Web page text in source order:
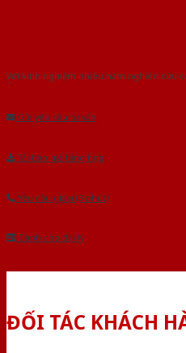
Với kinh nghiệm nhiêu năm nghiên cứu
Gửi yêu cầu tư vấn
Tải báo giá tổng hợp
Yêu cầu gọi lại (3 phút)
Dành cho đại lý
ĐỐI TÁC KHÁCH